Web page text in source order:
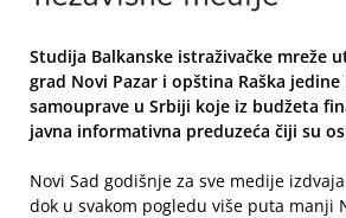
Studija Balkanske istraživačke mreže
grad Novi Pazar i opština Raška
samouprave u Srbiji koje iz budžeta
javna informativna preduzeća čiji su
Novi Sad godišnje za sve medije
dok u svakom pogledu više puta manji